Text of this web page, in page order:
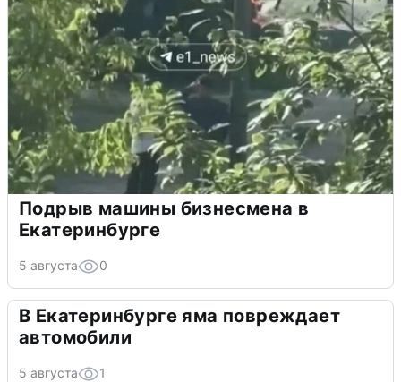
Подрыв машины бизнесмена в
Екатеринбурге
5 августа 0
В Екатеринбурге яма повреждает
автомобили
5 августа 1